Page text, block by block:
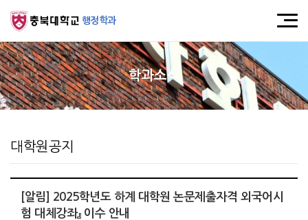
행정학과
학과소식
대학원공지
[알림] 2025학년도 하계 대학원 논문제출자격 외국어시
험 대체강좌』 이수 안내